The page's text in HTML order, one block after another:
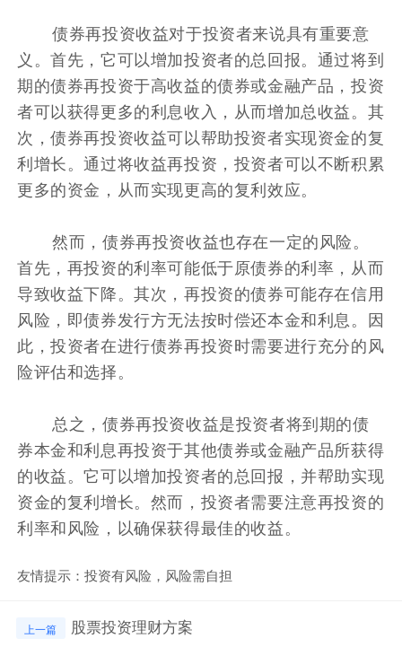
债券再投资收益对于投资者来说具有重要意
义。首先，它可以增加投资者的总回报。通过将到
期的债券再投资于高收益的债券或金融产品，投资
者可以获得更多的利息收入，从而增加总收益。其
次，债券再投资收益可以帮助投资者实现资金的复
利增长。通过将收益再投资，投资者可以不断积累
更多的资金，从而实现更高的复利效应。
然而，债券再投资收益也存在一定的风险。
首先，再投资的利率可能低于原债券的利率，从而
导致收益下降。其次，再投资的债券可能存在信用
风险，即债券发行方无法按时偿还本金和利息。因
此，投资者在进行债券再投资时需要进行充分的风
险评估和选择。
总之，债券再投资收益是投资者将到期的债
券本金和利息再投资于其他债券或金融产品所获得
的收益。它可以增加投资者的总回报，并帮助实现
资金的复利增长。然而，投资者需要注意再投资的
利率和风险，以确保获得最佳的收益。
友情提示：投资有风险，风险需自担
上一篇 股票投资理财方案